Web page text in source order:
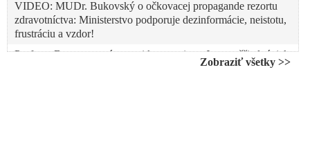
VIDEO: MUDr. Bukovský o očkovacej propagande rezortu
zdravotníctva: Ministerstvo podporuje dezinformácie, neistotu,
frustráciu a vzdor!
Profesor Beran o nové mutaci koronaviru: „Je neuvěřitelné, jak
se u nás s čísly o delta mutaci manipuluje!“
Zobraziť všetky >>